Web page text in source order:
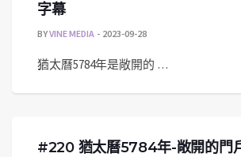
字幕
BYVINE MEDIA 2023-09-28
猶太曆5784年是敞開的 …
#220 猶太曆5784年-敞開的門